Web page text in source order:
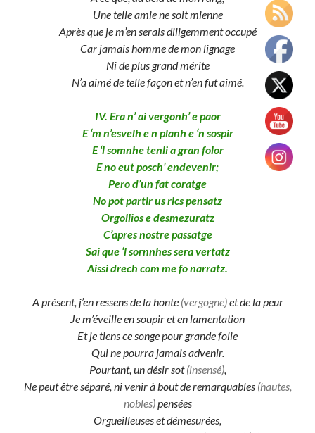
Une telle amie ne soit mienne
Après que je m’en serais diligemment occupé
Car jamais homme de mon lignage
Ni de plus grand mérite
N’a aimé de telle façon et n’en fut aimé.
IV. Era n’ ai vergonh’ e paor
E ‘m n’esvelh e n planh e ‘n sospir
E ‘l somnhe tenli a gran folor
E no eut posch’ endevenir;
Pero d’un fat coratge
No pot partir us rics pensatz
Orgollios e desmezuratz
C’apres nostre passatge
Sai que ‘l sornnhes sera vertatz
Aissi drech com me fo narratz.
A présent, j’en ressens de la honte (vergogne)et de la peur
Je m’éveille en soupir et en lamentation
Et je tiens ce songe pour grande folie
Qui ne pourra jamais advenir.
Pourtant, un désir sot(insensé),
Ne peut être séparé, ni venir à bout de remarquables(hautes,
nobles)pensées
Orgueilleuses et démesurées,